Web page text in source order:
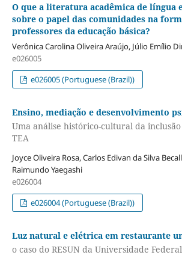
O que a literatura acadêmica de língua
sobre o papel das comunidades na
professores da educação básica?
Verônica Carolina Oliveira Araújo, Júlio Emílio
e026005
e026005 (Portuguese (Brazil))
Ensino, mediação e desenvolvimento
Uma análise histórico-cultural da
TEA
Joyce Oliveira Rosa, Carlos Edivan da Silva
Raimundo Yaegashi
e026004
e026004 (Portuguese (Brazil))
Luz natural e elétrica em restaurante
o caso do RESUN da Universidade